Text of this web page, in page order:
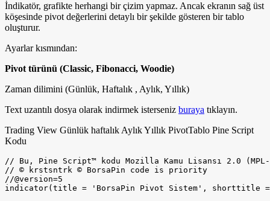
İndikatör, grafikte herhangi bir çizim yapmaz. Ancak ekranın sağ üst
köşesinde pivot değerlerini detaylı bir şekilde gösteren bir tablo
oluşturur.
Ayarlar kısmından:
Pivot türünü (Classic, Fibonacci, Woodie)
Zaman dilimini (Günlük, Haftalık , Aylık, Yıllık)
Text uzantılı dosya olarak indirmek isterseniz buraya tıklayın.
Trading View Günlük haftalık Aylık Yıllık PivotTablo Pine Script
Kodu
// Bu, Pine Script™ kodu Mozilla Kamu Lisansı 2.0
// © krstsntrk © BorsaPin code is priority
//@version=5
indicator(title = 'BorsaPin Pivot Sistem', shorttitle